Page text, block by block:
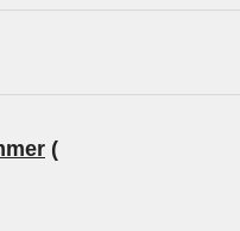
(